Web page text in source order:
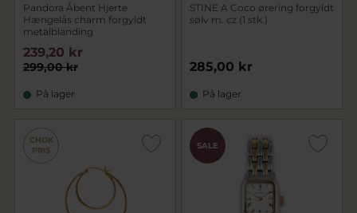
Pandora Åbent Hjerte
Hængelås charm forgyldt
metalblanding
299,00 kr
239,20 kr
På lager
STINE A Coco ørering forgyldt
sølv m. cz (1 stk.)
285,00 kr
På lager
CHOK
PRIS
SALE